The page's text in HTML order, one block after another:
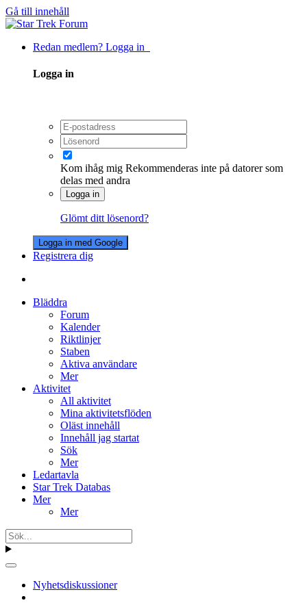
Gå till innehåll
Redan medlem? Logga in
Logga in
Kom ihåg mig Rekommenderas inte på datorer som
delas med andra
Logga in
Glömt ditt lösenord?
Logga in med Google
Registrera dig
Bläddra
Forum
Kalender
Riktlinjer
Staben
Aktiva användare
Mer
Aktivitet
All aktivitet
Mina aktivitetsflöden
Oläst innehåll
Innehåll jag startat
Sök
Mer
Ledartavla
Star Trek Databas
Mer
Mer
Nyhetsdiskussioner